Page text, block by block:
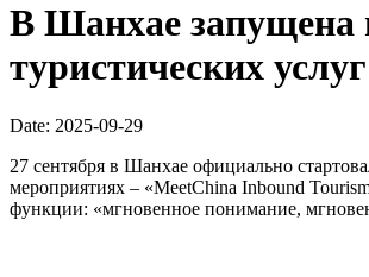
В Шанхае запущена
туристических
Date: 2025-09-29
27 сентября в Шанхае официально
мероприятиях – «MeetChina Inbound
функции: «мгновенное понимание,